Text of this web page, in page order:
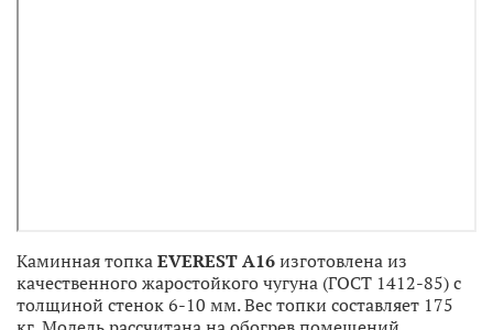
Каминная топкаEVEREST A16изготовлена из
качественного жаростойкого чугуна (ГОСТ 1412-85) с
толщиной стенок 6-10 мм. Вес топки составляет 175